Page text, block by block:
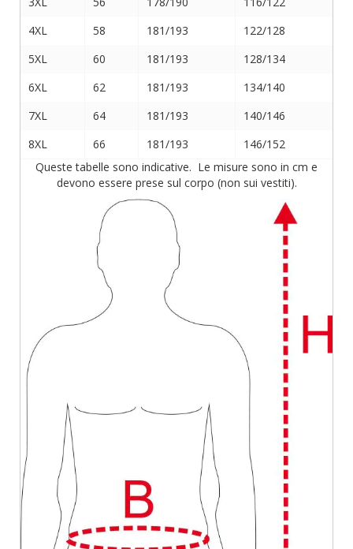
4XL
58 181/193
122/128
5XL
60 181/193
128/134
6XL
62 181/193
134/140
7XL
64 181/193
140/146
8XL
66 181/193
146/152
Queste tabelle sono indicative. Le misure sono in cm e
devono essere prese sul corpo (non sui vestiti).